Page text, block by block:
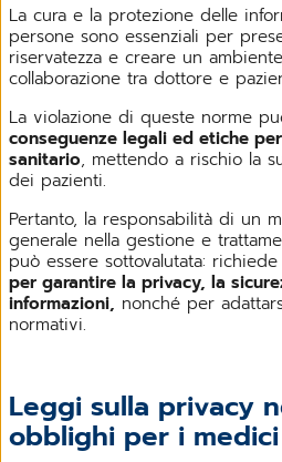
La cura e la protezione delle
persone sono essenziali per
riservatezza e creare un
collaborazione tra dottore e
La violazione di queste norme
conseguenze legali ed etiche
sanitario, mettendo a rischio la
dei pazienti.
Pertanto, la responsabilità di un
generale nella gestione e
può essere sottovalutata: richiede
per garantire la privacy, la
informazioni, nonché per
normativi.
Leggi sulla privacy
obblighi per i medici